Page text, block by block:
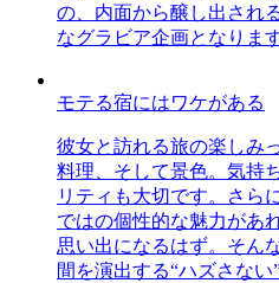
の、内面から醸し出され
なグラビア企画となります
モテる宿にはワケがある
彼女と訪れる旅の楽しみ
料理、そして景色。気持
リティも大切です。さら
ではの個性的な魅力があ
思い出になるはず。そん
間を演出する“ハズさな